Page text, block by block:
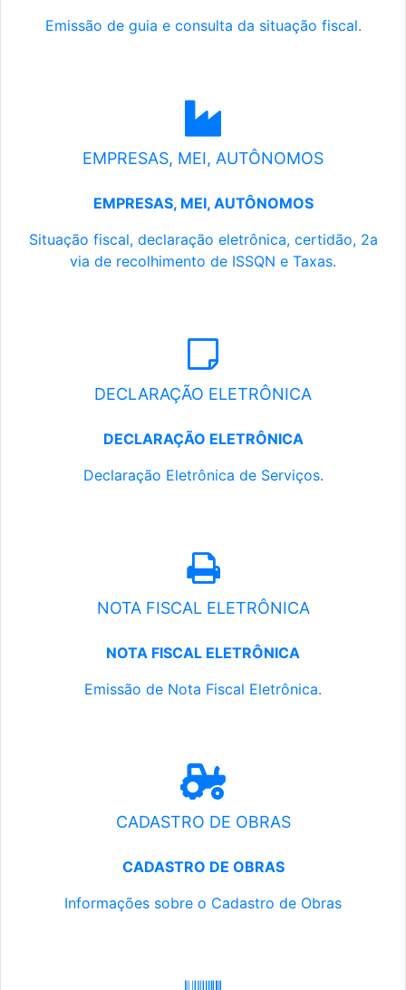
Emissão de guia e consulta da situação fiscal.
EMPRESAS, MEI, AUTÔNOMOS
EMPRESAS, MEI, AUTÔNOMOS
Situação fiscal, declaração eletrônica, certidão, 2a
via de recolhimento de ISSQN e Taxas.
DECLARAÇÃO ELETRÔNICA
DECLARAÇÃO ELETRÔNICA
Declaração Eletrônica de Serviços.
NOTA FISCAL ELETRÔNICA
NOTA FISCAL ELETRÔNICA
Emissão de Nota Fiscal Eletrônica.
CADASTRO DE OBRAS
CADASTRO DE OBRAS
Informações sobre o Cadastro de Obras